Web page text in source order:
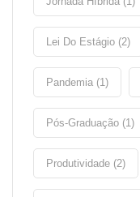
Lei Do Estágio (2)
Pandemia (1)
Pós-Graduação (1)
Produtividade (2)